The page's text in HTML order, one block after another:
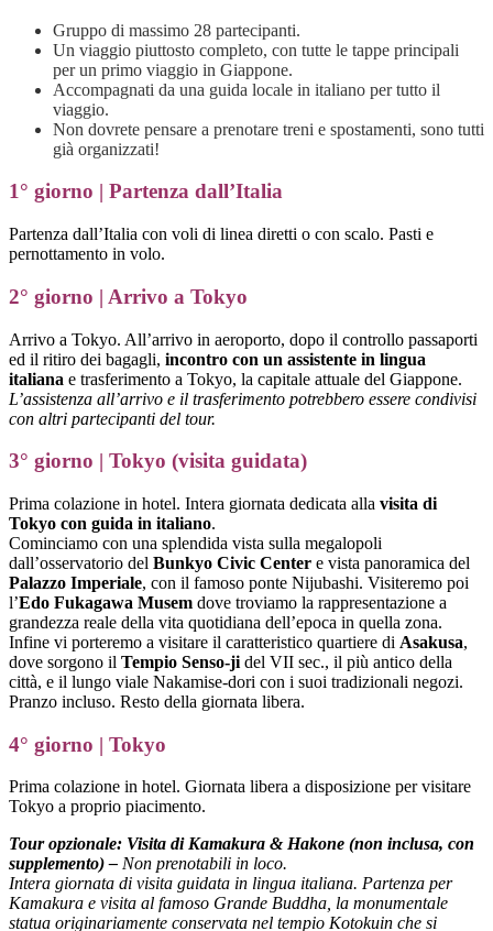
Gruppo di massimo 28 partecipanti.
Un viaggio piuttosto completo, con tutte le tappe principali
per un primo viaggio in Giappone.
Accompagnati da una guida locale in italiano per tutto il
viaggio.
Non dovrete pensare a prenotare treni e spostamenti, sono tutti
già organizzati!
1° giorno | Partenza dall’Italia
Partenza dall’Italia con voli di linea diretti o con scalo. Pasti e
pernottamento in volo.
2° giorno | Arrivo a Tokyo
Arrivo a Tokyo. All’arrivo in aeroporto, dopo il controllo passaporti
ed il ritiro dei bagagli, incontro con un assistente in lingua
italiana e trasferimento a Tokyo, la capitale attuale del Giappone.
L’assistenza all’arrivo e il trasferimento potrebbero essere condivisi
con altri partecipanti del tour.
3° giorno | Tokyo (visita guidata)
Prima colazione in hotel. Intera giornata dedicata alla visita di
Tokyo con guida in italiano.
Cominciamo con una splendida vista sulla megalopoli
dall’osservatorio del Bunkyo Civic Center e vista panoramica del
Palazzo Imperiale, con il famoso ponte Nijubashi. Visiteremo poi
l’Edo Fukagawa Musem dove troviamo la rappresentazione a
grandezza reale della vita quotidiana dell’epoca in quella zona.
Infine vi porteremo a visitare il caratteristico quartiere di Asakusa,
dove sorgono il Tempio Senso-ji del VII sec., il più antico della
città, e il lungo viale Nakamise-dori con i suoi tradizionali negozi.
Pranzo incluso. Resto della giornata libera.
4° giorno | Tokyo
Prima colazione in hotel. Giornata libera a disposizione per visitare
Tokyo a proprio piacimento.
Tour opzionale: Visita di Kamakura & Hakone (non inclusa, con
supplemento) – Non prenotabili in loco.
Intera giornata di visita guidata in lingua italiana. Partenza per
Kamakura e visita al famoso Grande Buddha, la monumentale
statua originariamente conservata nel tempio Kotokuin che si